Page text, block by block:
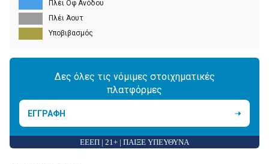
Πλέι Οφ Ανόδου
Πλέι Άουτ
Υποβιβασμός
Δες όλες τις νόμιμες στοιχηματικές
πλατφόρμες
ΕΓΓΡΑΦΗ
ΕΕΕΠ | 21+ | ΠΑΙΞΕ ΥΠΕΥΘΥΝΑ